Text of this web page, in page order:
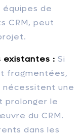
de
CRM, peut
existantes : Si
fragmentées,
nécessitent une
prolonger le
du CRM.
dans les